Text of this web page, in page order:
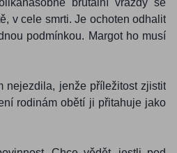
brutální vraždy se
v cele smrti. Je ochoten odhalit
podmínkou. Margot ho musí
nejezdila, jenže příležitost zjistit
rodinám obětí ji přitahuje jako